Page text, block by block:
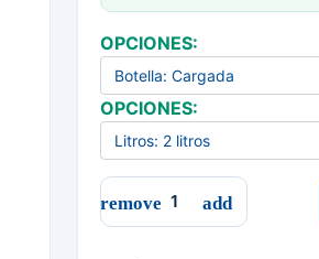
OPCIONES:
OPCIONES: